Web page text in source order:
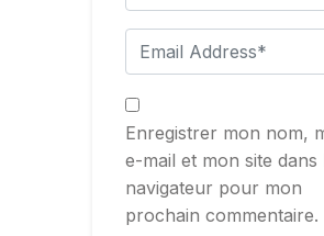
Enregistrer mon nom,
e-mail et mon site dans
navigateur pour mon
prochain commentaire.